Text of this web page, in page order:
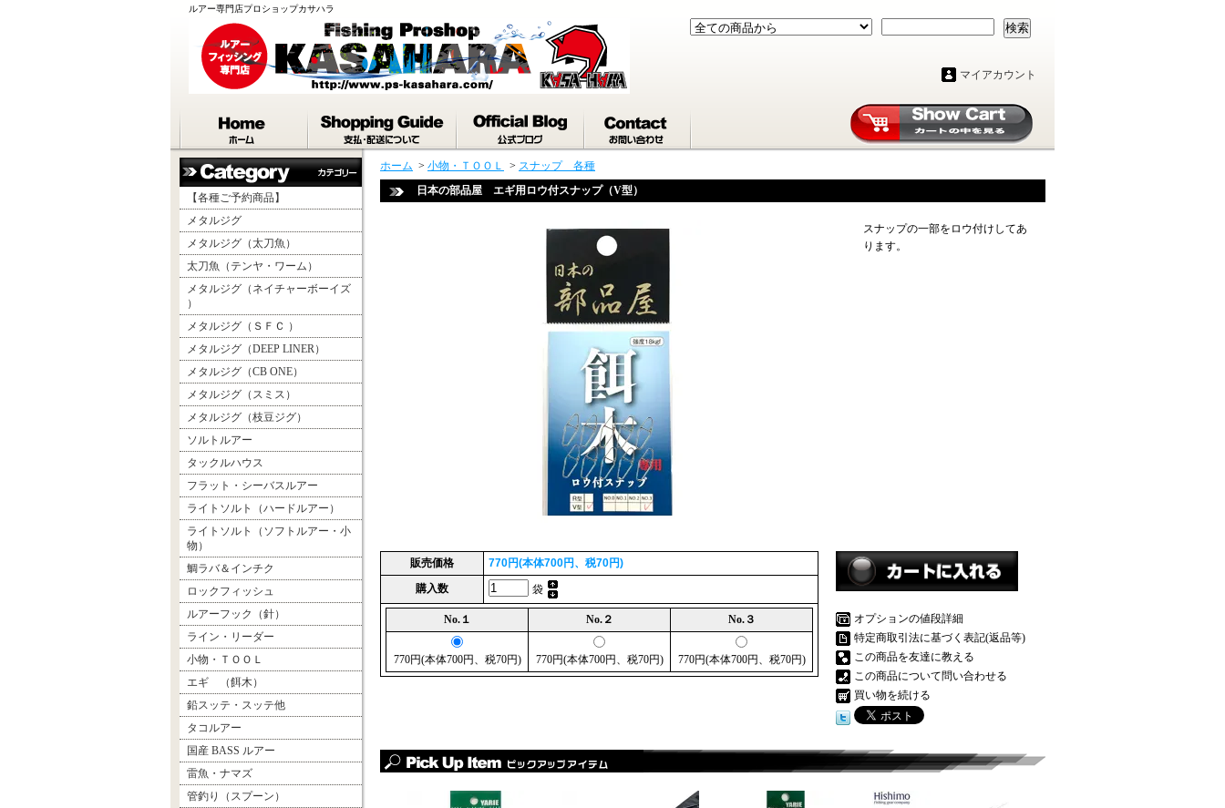
ルアー専門店プロショップカサハラ
検索
マイアカウント
【各種ご予約商品】
メタルジグ
メタルジグ（太刀魚）
太刀魚（テンヤ・ワーム）
メタルジグ（ネイチャーボーイズ
）
メタルジグ（ＳＦＣ ）
メタルジグ（DEEP LINER）
メタルジグ（CB ONE）
メタルジグ（スミス）
メタルジグ（枝豆ジグ）
ソルトルアー
タックルハウス
フラット・シーバスルアー
ライトソルト（ハードルアー）
ライトソルト（ソフトルアー・小
物）
鯛ラバ＆インチク
ロックフィッシュ
ルアーフック（針）
ライン・リーダー
小物・ＴＯＯＬ
エギ （餌木）
鉛スッテ・スッテ他
タコルアー
国産 BASS ルアー
雷魚・ナマズ
管釣り（スプーン）
ホーム > 小物・ＴＯＯＬ > スナップ 各種
日本の部品屋 エギ用ロウ付スナップ（V型）
スナップの一部をロウ付けしてあ
ります。
販売価格
770円(本体700円、税70円)
購入数
袋
No.１ No.２ No.３
770円(本体700円、税70円) 770円(本体700円、税70円) 770円(本体700円、税70円)
オプションの値段詳細
特定商取引法に基づく表記(返品等)
この商品を友達に教える
この商品について問い合わせる
買い物を続ける